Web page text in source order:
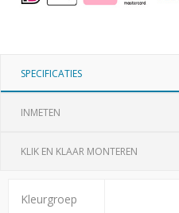
SPECIFICATIES
INMETEN
KLIK EN KLAAR MONTEREN
Kleurgroep